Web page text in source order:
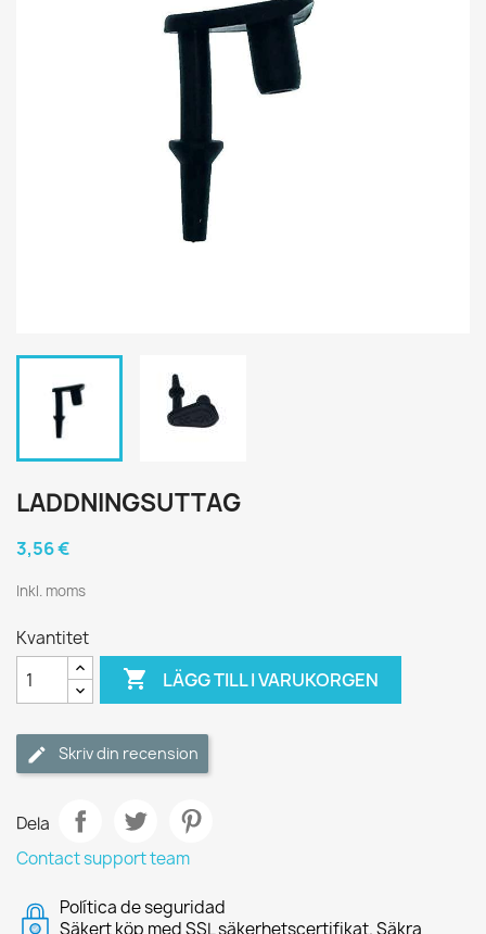
LADDNINGSUTTAG
3,56 €
Inkl. moms
Kvantitet
 LÄGG TILL I VARUKORGEN
Skriv din recension
Dela
Contact support team
Política de seguridad
Säkert köp med SSL säkerhetscertifikat. Säkra